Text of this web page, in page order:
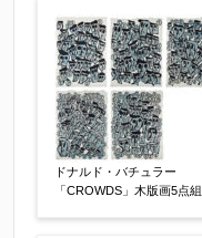
ご住所 【必須】
ドナルド・バチュラー
「CROWDS」木版画5点組